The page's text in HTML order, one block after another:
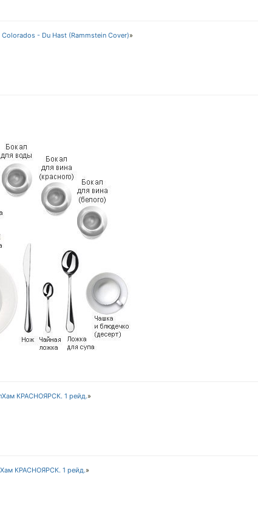
Colorados - Du Hast (Rammstein Cover)»
КРАСНОЯРСК. 1 рейд.»
КРАСНОЯРСК. 1 рейд.»